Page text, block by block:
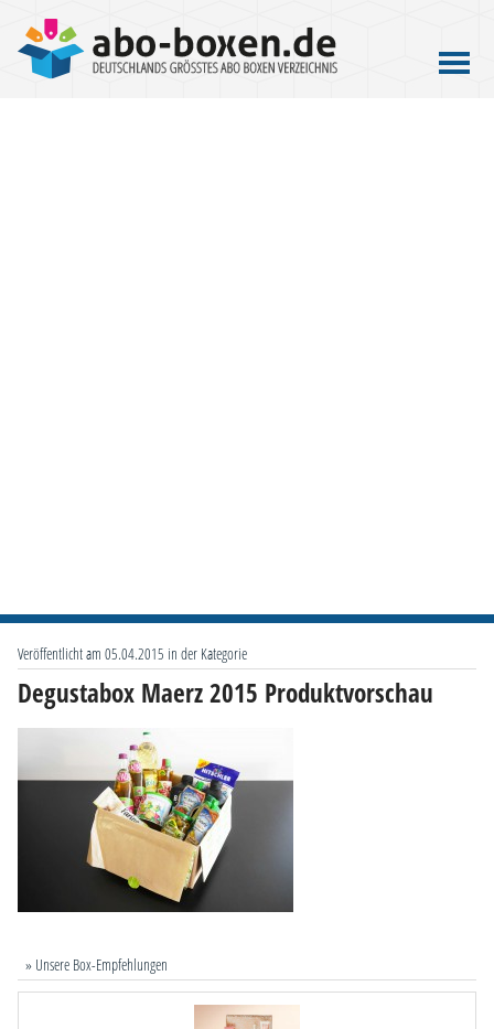
Veröffentlicht am 05.04.2015 in der Kategorie
Degustabox Maerz 2015 Produktvorschau
» Unsere Box-Empfehlungen